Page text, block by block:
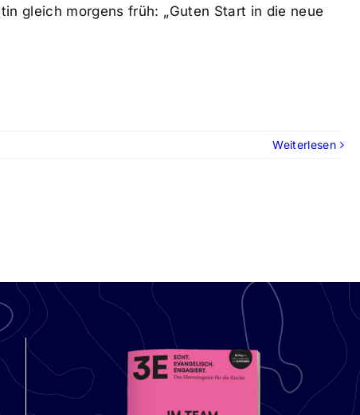
gleich morgens früh: „Guten Start in die neue
Weiterlesen